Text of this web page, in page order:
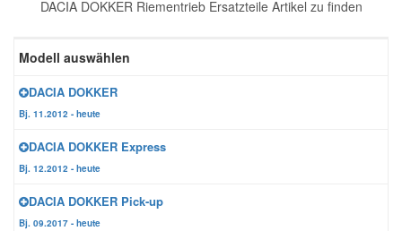
DACIA DOKKER Riementrieb Ersatzteile Artikel zu finden
Modell auswählen
DACIA DOKKER
Bj. 11.2012 - heute
DACIA DOKKER Express
Bj. 12.2012 - heute
DACIA DOKKER Pick-up
Bj. 09.2017 - heute
Zündanlage und Glühanlage